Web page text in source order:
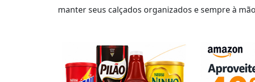
manter seus calçados organizados e sempre à